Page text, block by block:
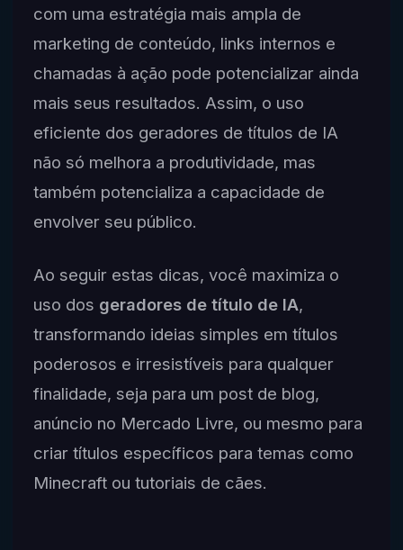
com uma estratégia mais ampla de
marketing de conteúdo, links internos e
chamadas à ação pode potencializar ainda
mais seus resultados. Assim, o uso
eficiente dos geradores de títulos de IA
não só melhora a produtividade, mas
também potencializa a capacidade de
envolver seu público.
Ao seguir estas dicas, você maximiza o
uso dos geradores de título de IA,
transformando ideias simples em títulos
poderosos e irresistíveis para qualquer
finalidade, seja para um post de blog,
anúncio no Mercado Livre, ou mesmo para
criar títulos específicos para temas como
Minecraft ou tutoriais de cães.